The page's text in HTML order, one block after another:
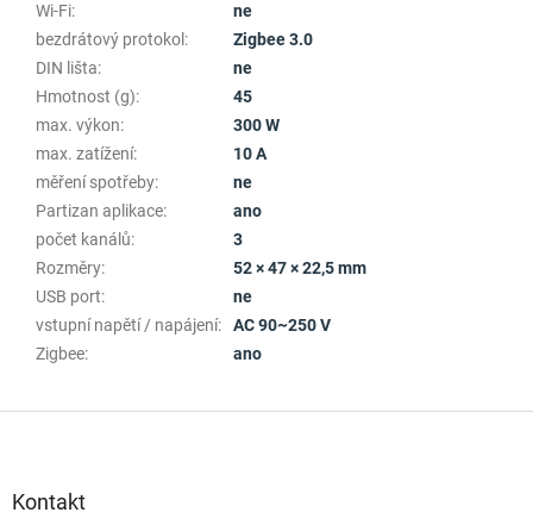
Wi-Fi:
ne
bezdrátový protokol :
Zigbee 3.0
DIN lišta:
ne
Hmotnost (g):
45
max. výkon:
300 W
max. zatížení:
10 A
měření spotřeby:
ne
Partizan aplikace:
ano
počet kanálů:
3
Rozměry:
52 × 47 × 22,5 mm
USB port:
ne
vstupní napětí / napájení:
AC 90~250 V
Zigbee: ano
Kontakt